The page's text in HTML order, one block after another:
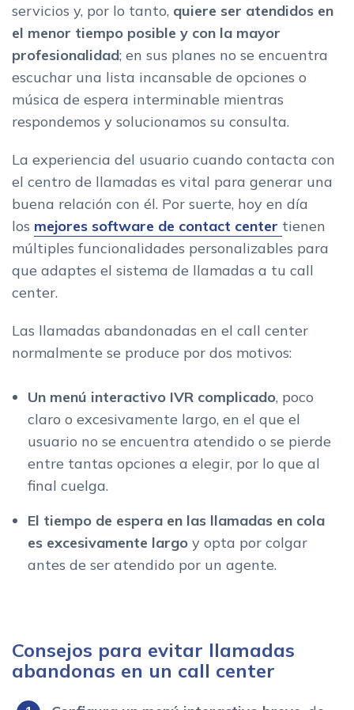
servicios y, por lo tanto, quiere ser atendidos en
el menor tiempo posible y con la mayor
profesionalidad; en sus planes no se encuentra
escuchar una lista incansable de opciones o
música de espera interminable mientras
respondemos y solucionamos su consulta.
La experiencia del usuario cuando contacta con
el centro de llamadas es vital para generar una
buena relación con él. Por suerte, hoy en día
los mejores software de contact center tienen
múltiples funcionalidades personalizables para
que adaptes el sistema de llamadas a tu call
center.
Las llamadas abandonadas en el call center
normalmente se produce por dos motivos:
Un menú interactivo IVR complicado, poco
claro o excesivamente largo, en el que el
usuario no se encuentra atendido o se pierde
entre tantas opciones a elegir, por lo que al
final cuelga.
El tiempo de espera en las llamadas en cola
es excesivamente largo y opta por colgar
antes de ser atendido por un agente.
Consejos para evitar llamadas
abandonas en un call center